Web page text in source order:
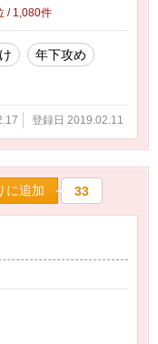
/ 1,080件
年下攻め
登録日 2019.02.11
に追加 33